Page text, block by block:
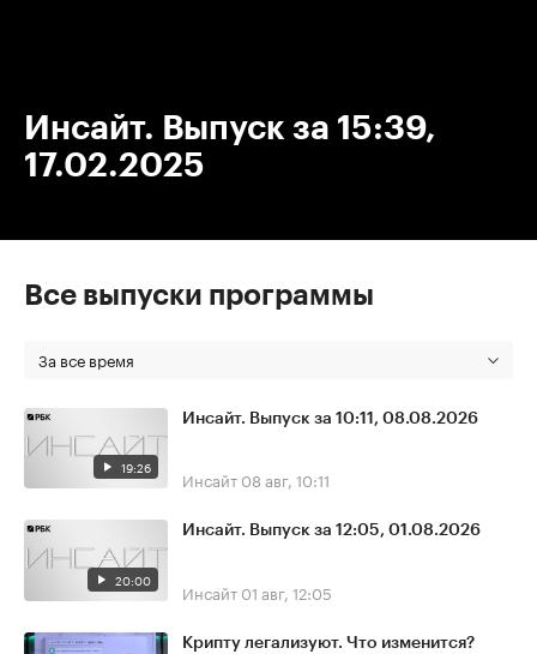
Инсайт. Выпуск за 15:39,
17.02.2025
Все выпуски программы
За все время
19:26
Инсайт. Выпуск за 10:11, 08.08.2026
Инсайт 08 авг, 10:11
20:00
Инсайт. Выпуск за 12:05, 01.08.2026
Инсайт 01 авг, 12:05
Крипту легализуют. Что изменится?